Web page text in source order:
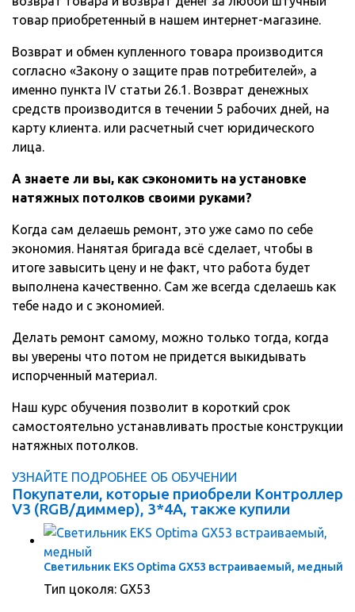
товар приобретенный в нашем интернет-магазине.
Возврат и обмен купленного товара производится
согласно «Закону о защите прав потребителей», а
именно пункта IV статьи 26.1. Возврат денежных
средств производится в течении 5 рабочих дней, на
карту клиента. или расчетный счет юридического
лица.
А знаете ли вы, как сэкономить на установке
натяжных потолков своими руками?
Когда сам делаешь ремонт, это уже само по себе
экономия. Нанятая бригада всё сделает, чтобы в
итоге завысить цену и не факт, что работа будет
выполнена качественно. Сам же всегда сделаешь как
тебе надо и с экономией.
Делать ремонт самому, можно только тогда, когда
вы уверены что потом не придется выкидывать
испорченный материал.
Наш курс обучения позволит в короткий срок
самостоятельно устанавливать простые конструкции
натяжных потолков.
УЗНАЙТЕ ПОДРОБНЕЕ ОБ ОБУЧЕНИИ
Покупатели, которые приобрели Контроллер
V3 (RGB/диммер), 3*4A, также купили
Светильник EKS Optima GX53 встраиваемый, медный
Тип цоколя: GX53